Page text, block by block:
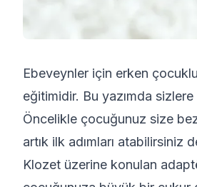
Ebeveynler için erken
eğitimidir. Bu yazımda
Öncelikle çocuğunuz size
artık ilk adımları atabilirsiniz
Klozet üzerine konulan